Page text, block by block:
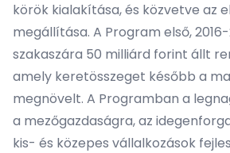
körök kialakítása, és közvetve az
megállítása. A Program első,
szakaszára 50 milliárd forint állt
amely keretösszeget később a
megnövelt. A Programban a
a mezőgazdaságra, az
kis- és közepes vállalkozások